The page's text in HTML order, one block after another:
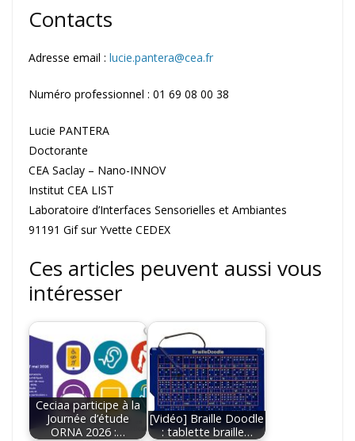
Contacts
Adresse email : lucie.pantera@cea.fr
Numéro professionnel : 01 69 08 00 38
Lucie PANTERA
Doctorante
CEA Saclay – Nano-INNOV
Institut CEA LIST
Laboratoire d’Interfaces Sensorielles et Ambiantes
91191 Gif sur Yvette CEDEX
Ces articles peuvent aussi vous
intéresser
Ceciaa participe à la
Journée d’étude
ORNA 2026 :…
[Vidéo] Braille Doodle
: tablette braille…